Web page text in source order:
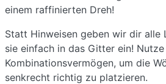
einem raffinierten Dreh!
Statt Hinweisen geben wir dir alle
sie einfach in das Gitter ein!
Kombinationsvermögen, um die
senkrecht richtig zu platzieren.